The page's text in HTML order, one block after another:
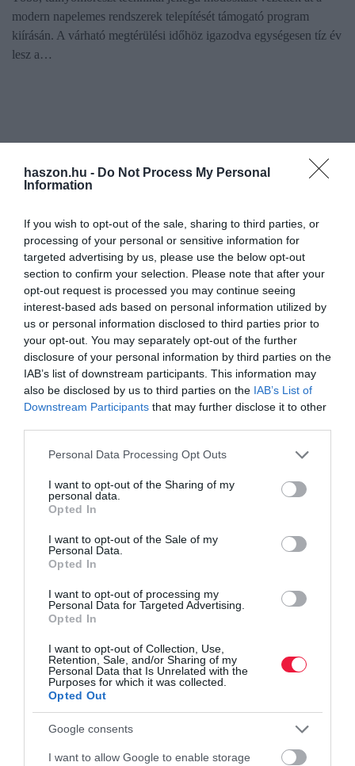
haszon.hu - Do Not Process My Personal
Information
If you wish to opt-out of the sale, sharing to third parties, or
processing of your personal or sensitive information for
targeted advertising by us, please use the below opt-out
section to confirm your selection. Please note that after your
opt-out request is processed you may continue seeing
interest-based ads based on personal information utilized by
us or personal information disclosed to third parties prior to
your opt-out. You may separately opt-out of the further
disclosure of your personal information by third parties on the
IAB’s list of downstream participants. This information may
also be disclosed by us to third parties on the IAB’s List of
Downstream Participants that may further disclose it to other
Please note that this website/app uses one or more Google
not limited to your visit or usage behaviour. You may click to
grant or deny consent to Google and its third-party tags to
use your data for below specified purposes in below Google
consent section.
Personal Data Processing Opt Outs
I want to opt-out of the Sharing of my
personal data.
Opted In
I want to opt-out of the Sale of my
Personal Data.
Opted In
I want to opt-out of processing my
Personal Data for Targeted Advertising.
Opted In
I want to opt-out of Collection, Use,
Retention, Sale, and/or Sharing of my
Personal Data that Is Unrelated with the
Purposes for which it was collected.
Opted Out
Google consents
I want to allow Google to enable storage
modern napelemes rendszerek telepítését támogató program
kiírásán. A várható megtérülési időhöz igazodva egységesen tíz év
lesz a…
Négy ok, ami gátolhatja a nepenergia-hasznosítás
Fordulóponthoz érhetett a világ: megállíthatatlannak tűnik a
fejlődés előtt állhat a technológia. Igaz, van néhány jelentős
tényező, ami…